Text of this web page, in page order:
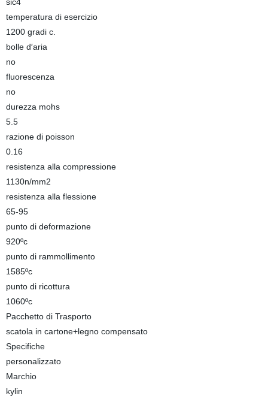
temperatura di esercizio
1200 gradi c.
bolle d′aria
no
fluorescenza
no
durezza mohs
5.5
razione di poisson
0.16
resistenza alla compressione
1130n/mm2
resistenza alla flessione
65-95
punto di deformazione
920ºc
punto di rammollimento
1585ºc
punto di ricottura
1060ºc
Pacchetto di Trasporto
scatola in cartone+legno compensato
Specifiche
personalizzato
Marchio
kylin